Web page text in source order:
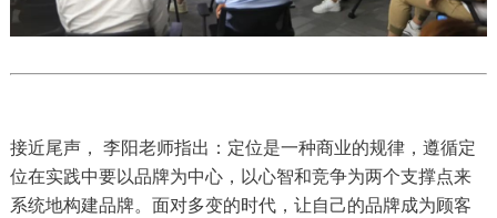
接近尾声， 李阳老师指出：定位是一种商业的规律，遵循定
位在实践中要以品牌为中心，以心智和竞争为两个支撑点来
系统地构建品牌。面对多变的时代，让自己的品牌成为顾客